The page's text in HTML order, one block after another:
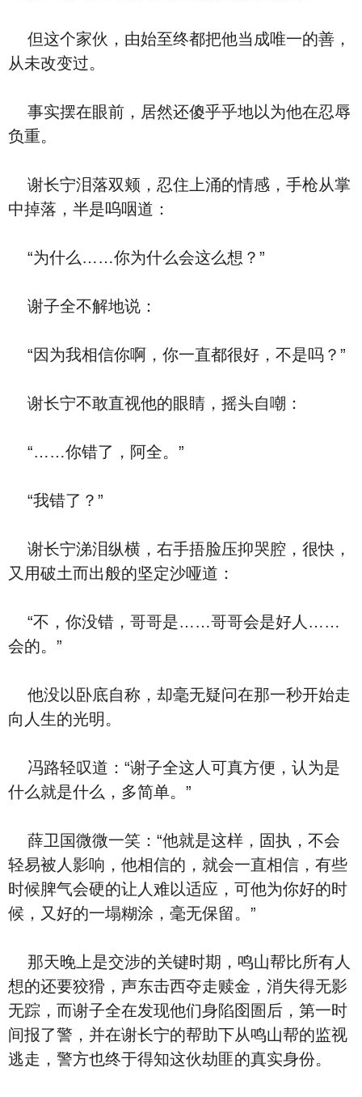
但这个家伙，由始至终都把他当成唯一的善，
从未改变过。
事实摆在眼前，居然还傻乎乎地以为他在忍辱
负重。
谢长宁泪落双颊，忍住上涌的情感，手枪从掌
中掉落，半是呜咽道：
“为什么……你为什么会这么想？”
谢子全不解地说：
“因为我相信你啊，你一直都很好，不是吗？”
谢长宁不敢直视他的眼睛，摇头自嘲：
“……你错了，阿全。”
“我错了？”
谢长宁涕泪纵横，右手捂脸压抑哭腔，很快，
又用破土而出般的坚定沙哑道：
“不，你没错，哥哥是……哥哥会是好人……
会的。”
他没以卧底自称，却毫无疑问在那一秒开始走
向人生的光明。
冯路轻叹道：“谢子全这人可真方便，认为是
什么就是什么，多简单。”
薛卫国微微一笑：“他就是这样，固执，不会
轻易被人影响，他相信的，就会一直相信，有些
时候脾气会硬的让人难以适应，可他为你好的时
候，又好的一塌糊涂，毫无保留。”
那天晚上是交涉的关键时期，鸣山帮比所有人
想的还要狡猾，声东击西夺走赎金，消失得无影
无踪，而谢子全在发现他们身陷囹圄后，第一时
间报了警，并在谢长宁的帮助下从鸣山帮的监视
逃走，警方也终于得知这伙劫匪的真实身份。